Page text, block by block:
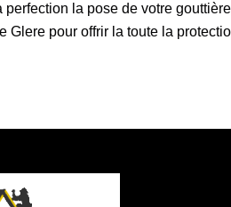
perfection la pose de votre
Glere pour offrir la toute la